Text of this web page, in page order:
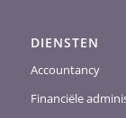
DIENSTEN
Accountancy
Financiële